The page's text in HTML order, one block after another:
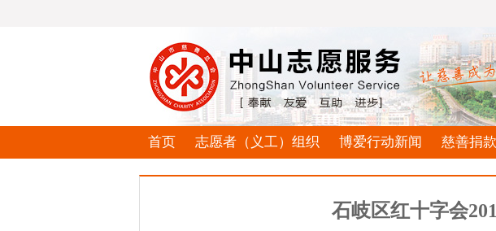
首页 志愿者（义工）组织 博爱行动新闻 慈善捐款
石岐区红十字会